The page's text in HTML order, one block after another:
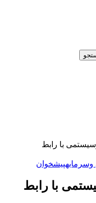
با رابط
وسرمایهپیشخوان
با رابط